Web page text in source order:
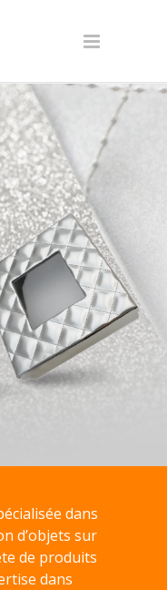
dans
d’objets sur
de produits
dans